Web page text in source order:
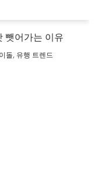
뺏어가는 이유
돌, 유행 트렌드